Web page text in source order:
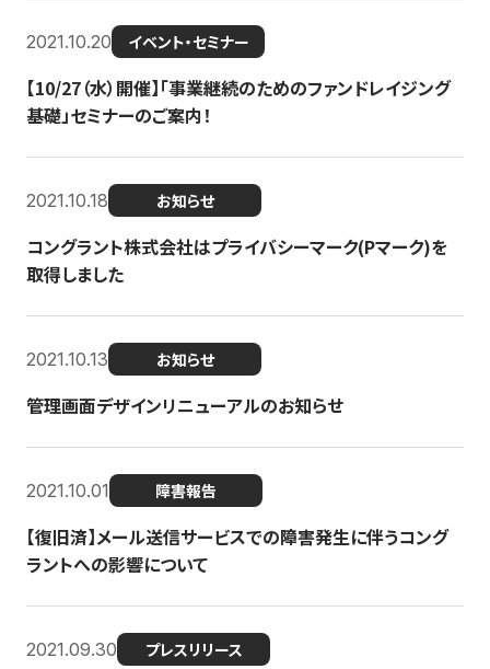
2021.10.20 イベント・セミナー
【10/27（水）開催】「事業継続のためのファンドレイジング
基礎」セミナーのご案内！
2021.10.18 お知らせ
コングラント株式会社はプライバシーマーク(Pマーク)を
取得しました
2021.10.13 お知らせ
管理画面デザインリニューアルのお知らせ
2021.10.01 障害報告
【復旧済】メール送信サービスでの障害発生に伴うコング
ラントへの影響について
2021.09.30 プレスリリース